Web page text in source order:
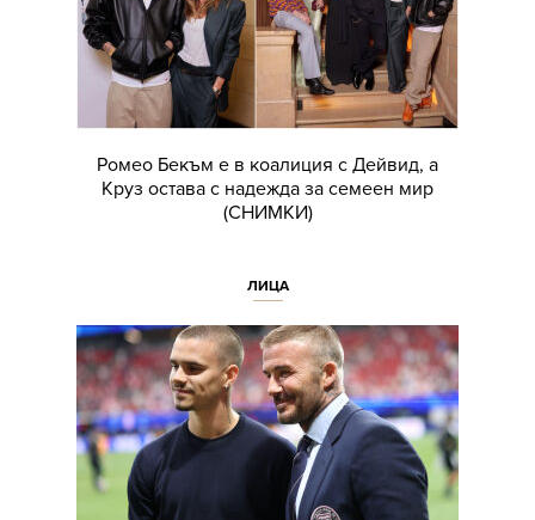
Ромео Бекъм е в коалиция с Дейвид, а
Круз остава с надежда за семеен мир
(СНИМКИ)
ЛИЦА